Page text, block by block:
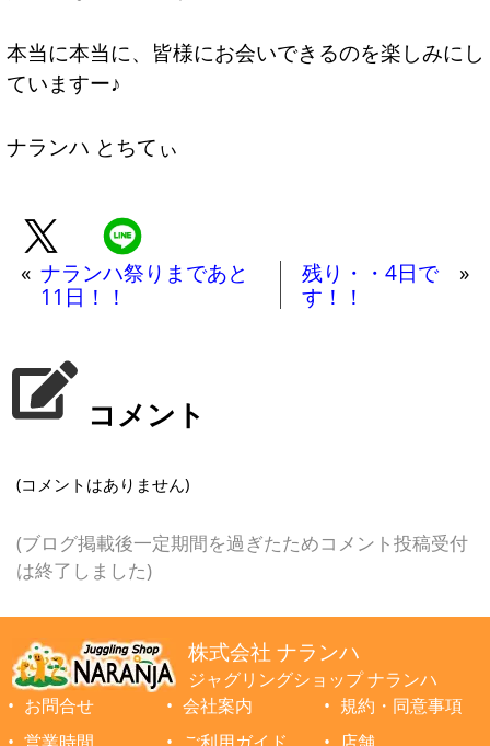
本当に本当に、皆様にお会いできるのを楽しみにし
ていますー♪
ナランハ とちてぃ
« ナランハ祭りまであと
11日！！
残り・・4日で
す！！
»
コメント
(コメントはありません)
(ブログ掲載後一定期間を過ぎたためコメント投稿受付
は終了しました)
株式会社 ナランハ
ジャグリングショップ ナランハ
お問合せ
会社案内
規約・同意事項